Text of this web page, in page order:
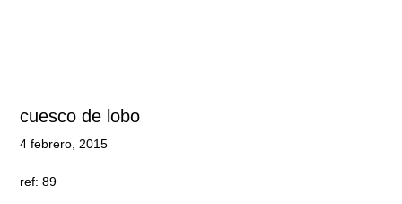
cuesco de lobo
4 febrero, 2015
ref: 89